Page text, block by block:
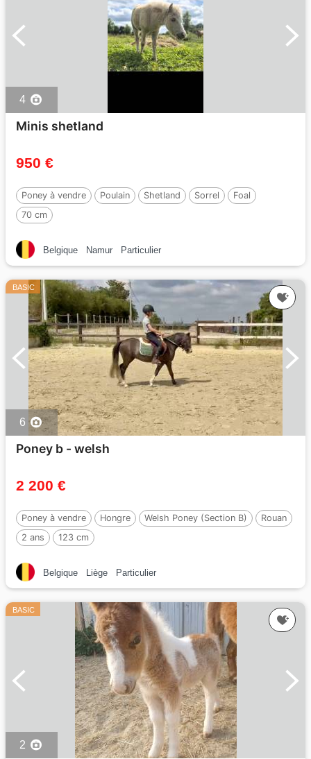
4
Minis shetland
950 €
Poney à vendre Poulain Shetland Sorrel
Foal
70 cm
Belgique Namur Particulier
BASIC
6
Poney b - welsh
2 200 €
Poney à vendre Hongre Welsh Poney (Section B)
Rouan
2 ans
123 cm
Belgique Liège Particulier
BASIC
2